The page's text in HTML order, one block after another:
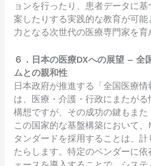
ョンを行ったり、患者データに
案したりする実践的な教育が可
力となる次世代の医療専門家を育
６．日本の医療DXへの展望 – 全
ムとの親和性
日本政府が推進する「全国医療情
は、医療・介護・行政にまたが
構想ですが、その成功の鍵もまた
この国家的な基盤構築において
タンダードを採用することは、
たらします。特定のベンダーに